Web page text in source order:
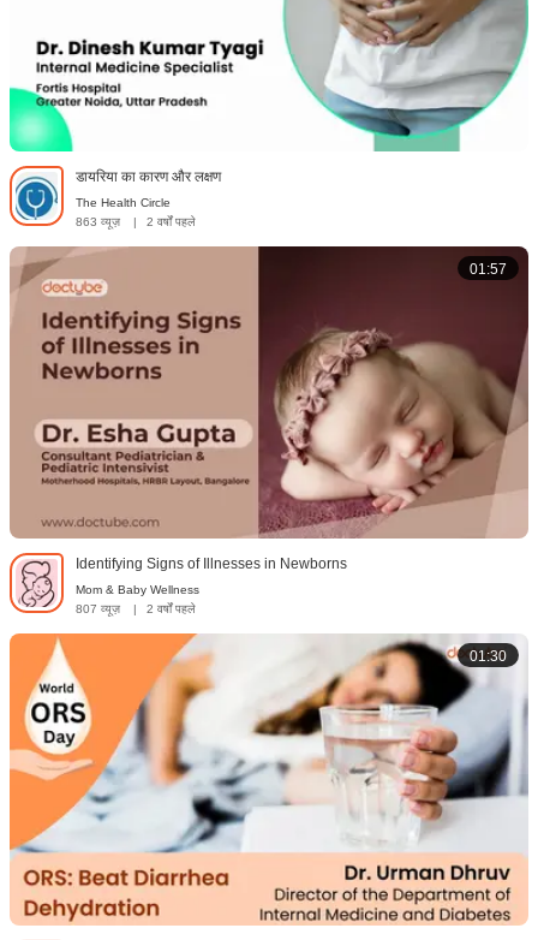
डायरिया का कारण और लक्षण
The Health Circle
863 व्यूज़
| 2 वर्षों पहले
01:57
Identifying Signs of Illnesses in Newborns
Mom & Baby Wellness
807 व्यूज़
| 2 वर्षों पहले
01:30